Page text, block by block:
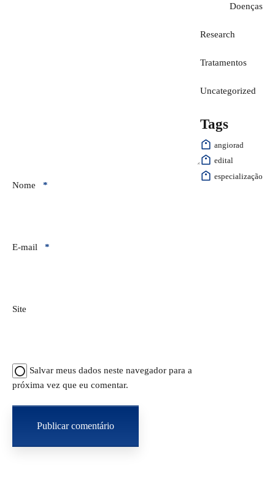
Nome *
E-mail *
Site
Salvar meus dados neste navegador para a
próxima vez que eu comentar.
Doenças
Research
Tratamentos
Uncategorized
Tags
angiorad
edital
especialização